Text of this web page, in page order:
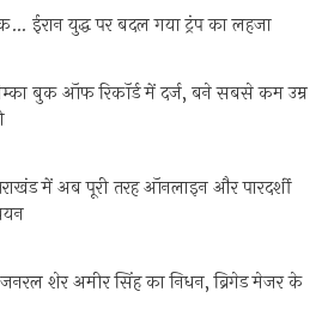
ईरान युद्ध पर बदल गया ट्रंप का लहजा
बुक ऑफ रिकॉर्ड में दर्ज, बने सबसे कम उम्र
में अब पूरी तरह ऑनलाइन और पारदर्शी
शेर अमीर सिंह का निधन, ब्रिगेड मेजर के